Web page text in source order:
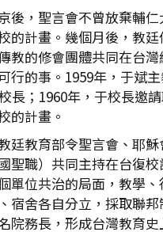
後，聖言會不曾放棄輔
的計畫。幾個月後，教
教的修會團體共同在台
行的事。1959年，于斌
長；1960年，于校長邀
的計畫。
廷教育部令聖言會、耶
聖職）共同主持在台復
單位共治的局面，教學
宿舍各自分立，採取聯
院務長，形成台灣教育史